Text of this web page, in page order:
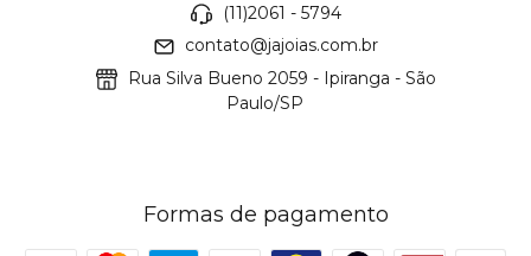
(11)2061 - 5794
contato@jajoias.com.br
Rua Silva Bueno 2059 - Ipiranga - São
Paulo/SP
Formas de pagamento